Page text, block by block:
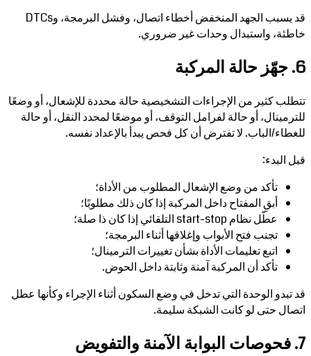
قد يسبب الجهد المنخفض أخطاء اتصال، وفشل البرمجة، وDTCs
خاطئة، واستبدال وحدات غير ضروري.
6. جهّز حالة المركبة
تتطلب كثير من الإجراءات التشخيصية حالة محددة للإشعال، أو وضعًا
للترمينال، أو حالة لفرامل التوقف، أو موضعًا لمحدد النقل، أو حالة
للغطاء/الباب. لا تفترض أن كل فحص يبدأ بالإعداد نفسه.
قبل البدء:
تأكد من وضع الإشعال المطلوب من الأداة؛
أبقِ المفتاح داخل المركبة إذا كان ذلك مطلوبًا؛
عطّل نظام start-stop التلقائي إذا كان ذا صلة؛
تجنب فتح الأبواب وإغلاقها أثناء البرمجة؛
اتبع تعليمات الأداة بشأن تغييرات الترمينال؛
تأكد أن المركبة آمنة وثابتة داخل الحوض.
قد تبدو الوحدة التي تدخل في وضع السكون أثناء الإجراء وكأنها عطل
اتصال حتى لو كانت الشبكة سليمة.
7. فحوصات البوابة الآمنة والتفويض